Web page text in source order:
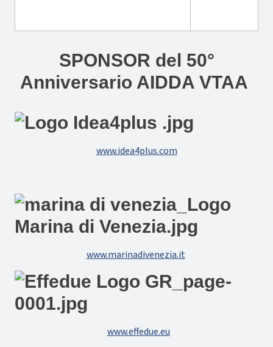
SPONSOR del 50°
Anniversario AIDDA VTAA
www.idea4plus.com
www.marinadivenezia.it
www.effedue.eu